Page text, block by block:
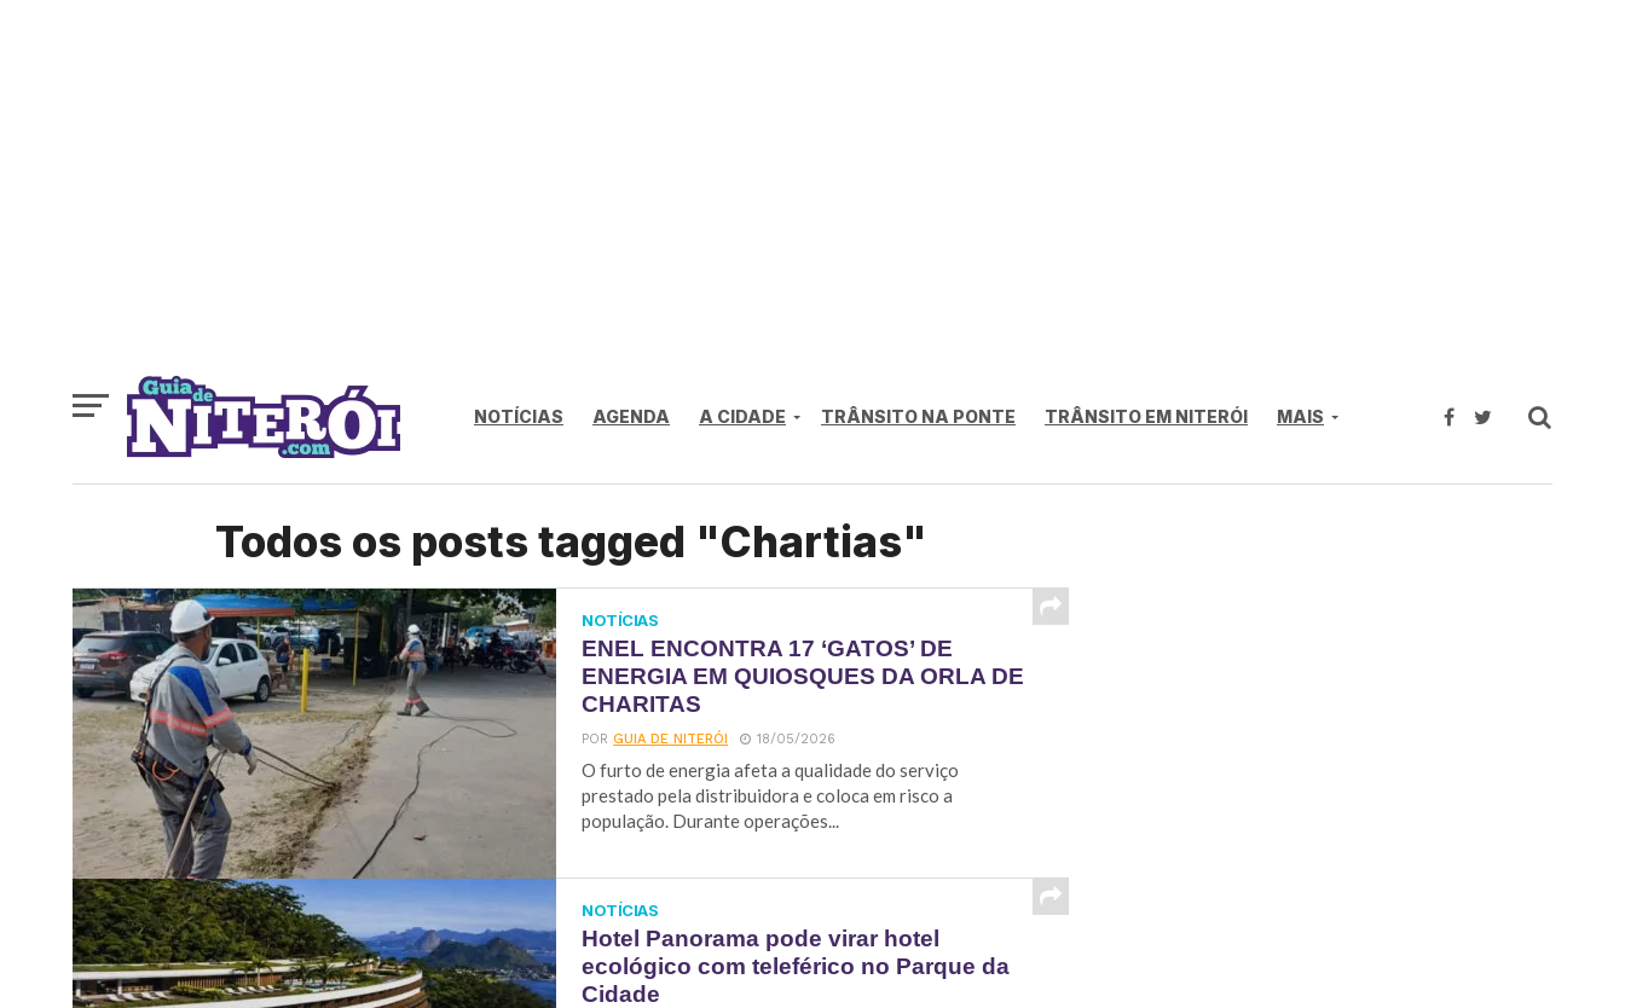
NOTÍCIAS AGENDA A CIDADE TRÂNSITO NA PONTE TRÂNSITO EM NITERÓI MAIS
Todos os posts tagged "Chartias"
NOTÍCIAS
ENEL ENCONTRA 17 ‘GATOS’ DE
ENERGIA EM QUIOSQUES DA ORLA DE
CHARITAS
PORGUIA DE NITERÓI 18/05/2026
O furto de energia afeta a qualidade do serviço
prestado pela distribuidora e coloca em risco a
população. Durante operações...
NOTÍCIAS
Hotel Panorama pode virar hotel
ecológico com teleférico no Parque da
Cidade